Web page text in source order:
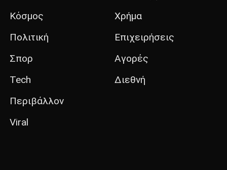
Κόσμος
Πολιτική
Σπορ
Tech
Περιβάλλον
Viral
Χρήμα
Επιχειρήσεις
Αγορές
Διεθνή